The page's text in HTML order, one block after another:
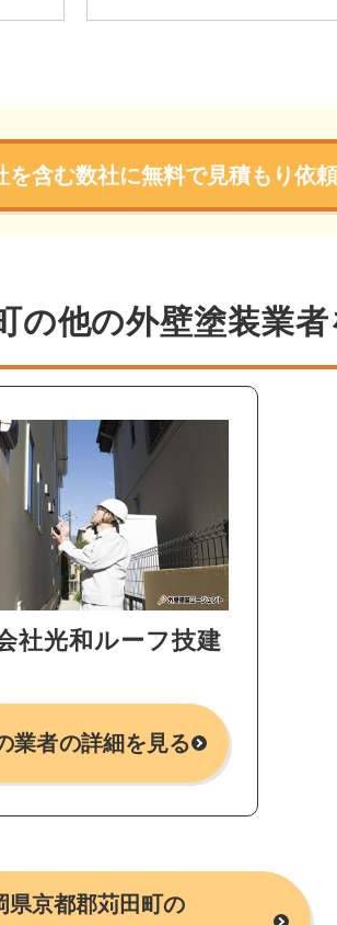
を含む数社に無料で見積もり依頼
の他の外壁塗装業
社光和ルーフ技建
業者の詳細を見る
県京都郡苅田町の